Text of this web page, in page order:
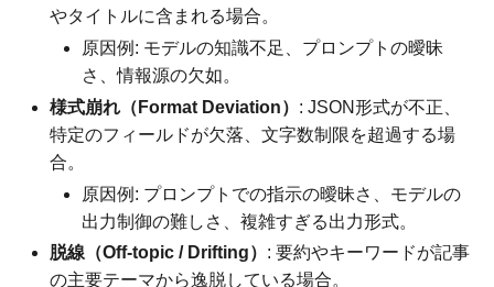
やタイトルに含まれる場合。
原因例: モデルの知識不足、プロンプトの曖昧
さ、情報源の欠如。
様式崩れ（Format Deviation） : JSON形式が不正、
特定のフィールドが欠落、文字数制限を超過する場
合。
原因例: プロンプトでの指示の曖昧さ、モデルの
出力制御の難しさ、複雑すぎる出力形式。
脱線（Off-topic / Drifting） : 要約やキーワードが記事
の主要テーマから逸脱している場合。